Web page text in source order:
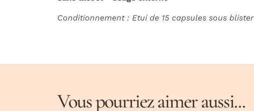
Conditionnement : Etui de 15 capsules sous blister
Vous pourriez aimer aussi...